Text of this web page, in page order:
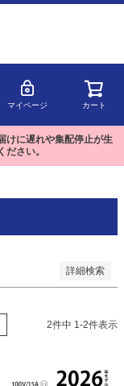
マイページ カート
けに遅れや集配停止が生
さい。
詳細検索
2件中 1-2件表示